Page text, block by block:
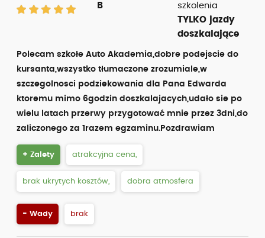
B
szkolenia
TYLKO jazdy
doszkalające
Polecam szkołe Auto Akademia,dobre podejscie do
kursanta,wszystko tłumaczone zrozumiale,w
szczegolnosci podziekowania dla Pana Edwarda
ktoremu mimo 6godzin doszkalajacych,udało sie po
wielu latach przerwy przygotować mnie przez 3dni,do
zaliczonego za 1razem egzaminu.Pozdrawiam
+ Zalety atrakcyjna cena,
brak ukrytych kosztów, dobra atmosfera
- Wady brak